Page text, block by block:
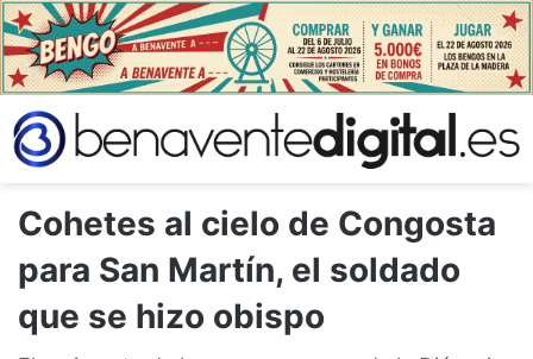
Cohetes al cielo de Congosta
para San Martín, el soldado
que se hizo obispo